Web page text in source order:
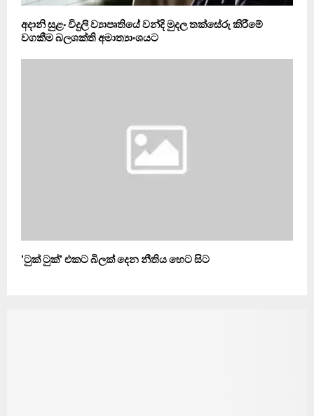
අදානි සුළං විදුලි ව්‍යාපෘතියේ වන්දි මුදල තක්සේරු කිරීමේ
වගකීම බලශක්ති අමාත්‍යාංශයට
'ටුක් ටුක්' එකට බිලක්‌ දෙන නීතිය හෙට සිට